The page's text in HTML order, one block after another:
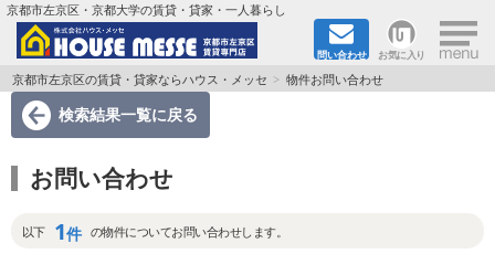
京都市左京区・京都大学の賃貸・貸家・一人暮らし
問い合わせ お気に入り ×
TOPページ
地図から検索
地域から検索
京都大学＆京都芸術大学生さんに
京都市左京区の賃貸・貸家ならハウス・メッセ 物件お問い合わせ
検索結果一覧に戻る
お問い合わせ
以下 1件 の物件についてお問い合わせします。